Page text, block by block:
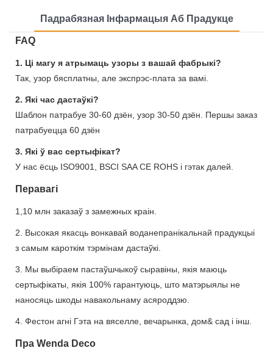
Падрабязная Інфармацыя Аб Прадукце
FAQ
1. Ці магу я атрымаць узоры з вашай фабрыкі?
Так, узор бясплатны, але экспрэс-плата за вамі.
2. Які час дастаўкі?
Шаблон патрабуе 30-60 дзён, узор 30-50 дзён. Першы заказ
патрабуецца 60 дзён
3. Які ў вас сертыфікат?
У нас ёсць ISO9001, BSCI SAA CE ROHS і гэтак далей.
Перавагі
1,10 млн заказаў з замежных краін.
2. Высокая якасць вонкавай воданепранікальнай прадукцыі
з самым кароткім тэрмінам дастаўкі.
3. Мы выбіраем пастаўшчыкоў сыравіны, якія маюць
сертыфікаты, якія 100% гарантуюць, што матэрыялы не
наносяць шкоды навакольнаму асяроддзю.
4. Фестон агні Гэта на вяселле, вечарынка, дом& сад і інш.
Пра Wenda Deco